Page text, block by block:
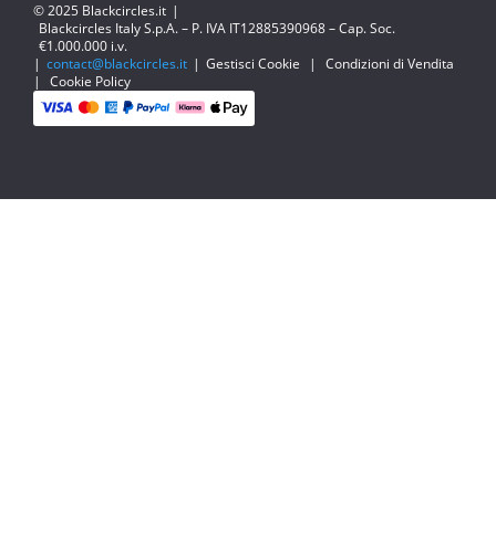
© 2025 Blackcircles.it |
Blackcircles Italy S.p.A. – P. IVA IT12885390968 – Cap. Soc.
€1.000.000 i.v.
| contact@blackcircles.it | Gestisci Cookie |
Condizioni di Vendita
|
Cookie Policy